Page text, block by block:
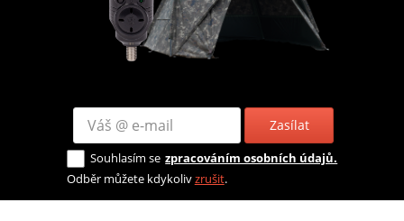
Zasílat
Souhlasím se zpracováním osobních údajů.
Odběr můžete kdykolivzrušit.